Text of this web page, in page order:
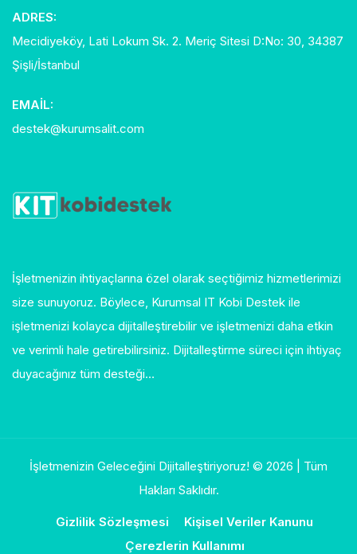
ADRES:
Mecidiyeköy, Lati Lokum Sk. 2. Meriç Sitesi D:No: 30, 34387
Şişli/İstanbul
EMAIL:
destek@kurumsalit.com
İşletmenizin ihtiyaçlarına özel olarak seçtiğimiz hizmetlerimizi
size sunuyoruz. Böylece, Kurumsal IT Kobi Destek ile
işletmenizi kolayca dijitalleştirebilir ve işletmenizi daha etkin
ve verimli hale getirebilirsiniz. Dijitalleştirme süreci için ihtiyaç
duyacağınız tüm desteği…
İşletmenizin Geleceğini Dijitalleştiriyoruz! © 2026 | Tüm
Hakları Saklıdır.
Gizlilik Sözleşmesi
Kişisel Veriler Kanunu
Çerezlerin Kullanımı